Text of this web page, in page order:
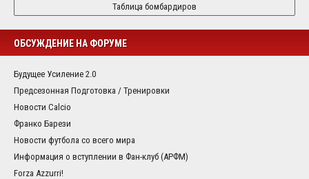
Таблица бомбардиров
ОБСУЖДЕНИЕ НА ФОРУМЕ
Будущее Усиление 2.0
Предсезонная Подготовка / Тренировки
Новости Calcio
Франко Барези
Новости футбола со всего мира
Информация о вступлении в Фан-клуб (АРФМ)
Forza Azzurri!